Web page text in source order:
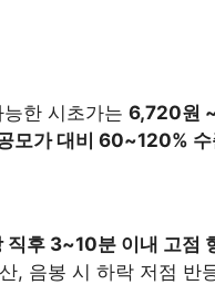
한 시초가는 6,720원
모가 대비 60~120% 수
직후 3~10분 이내 고점
, 음봉 시 하락 저점 반